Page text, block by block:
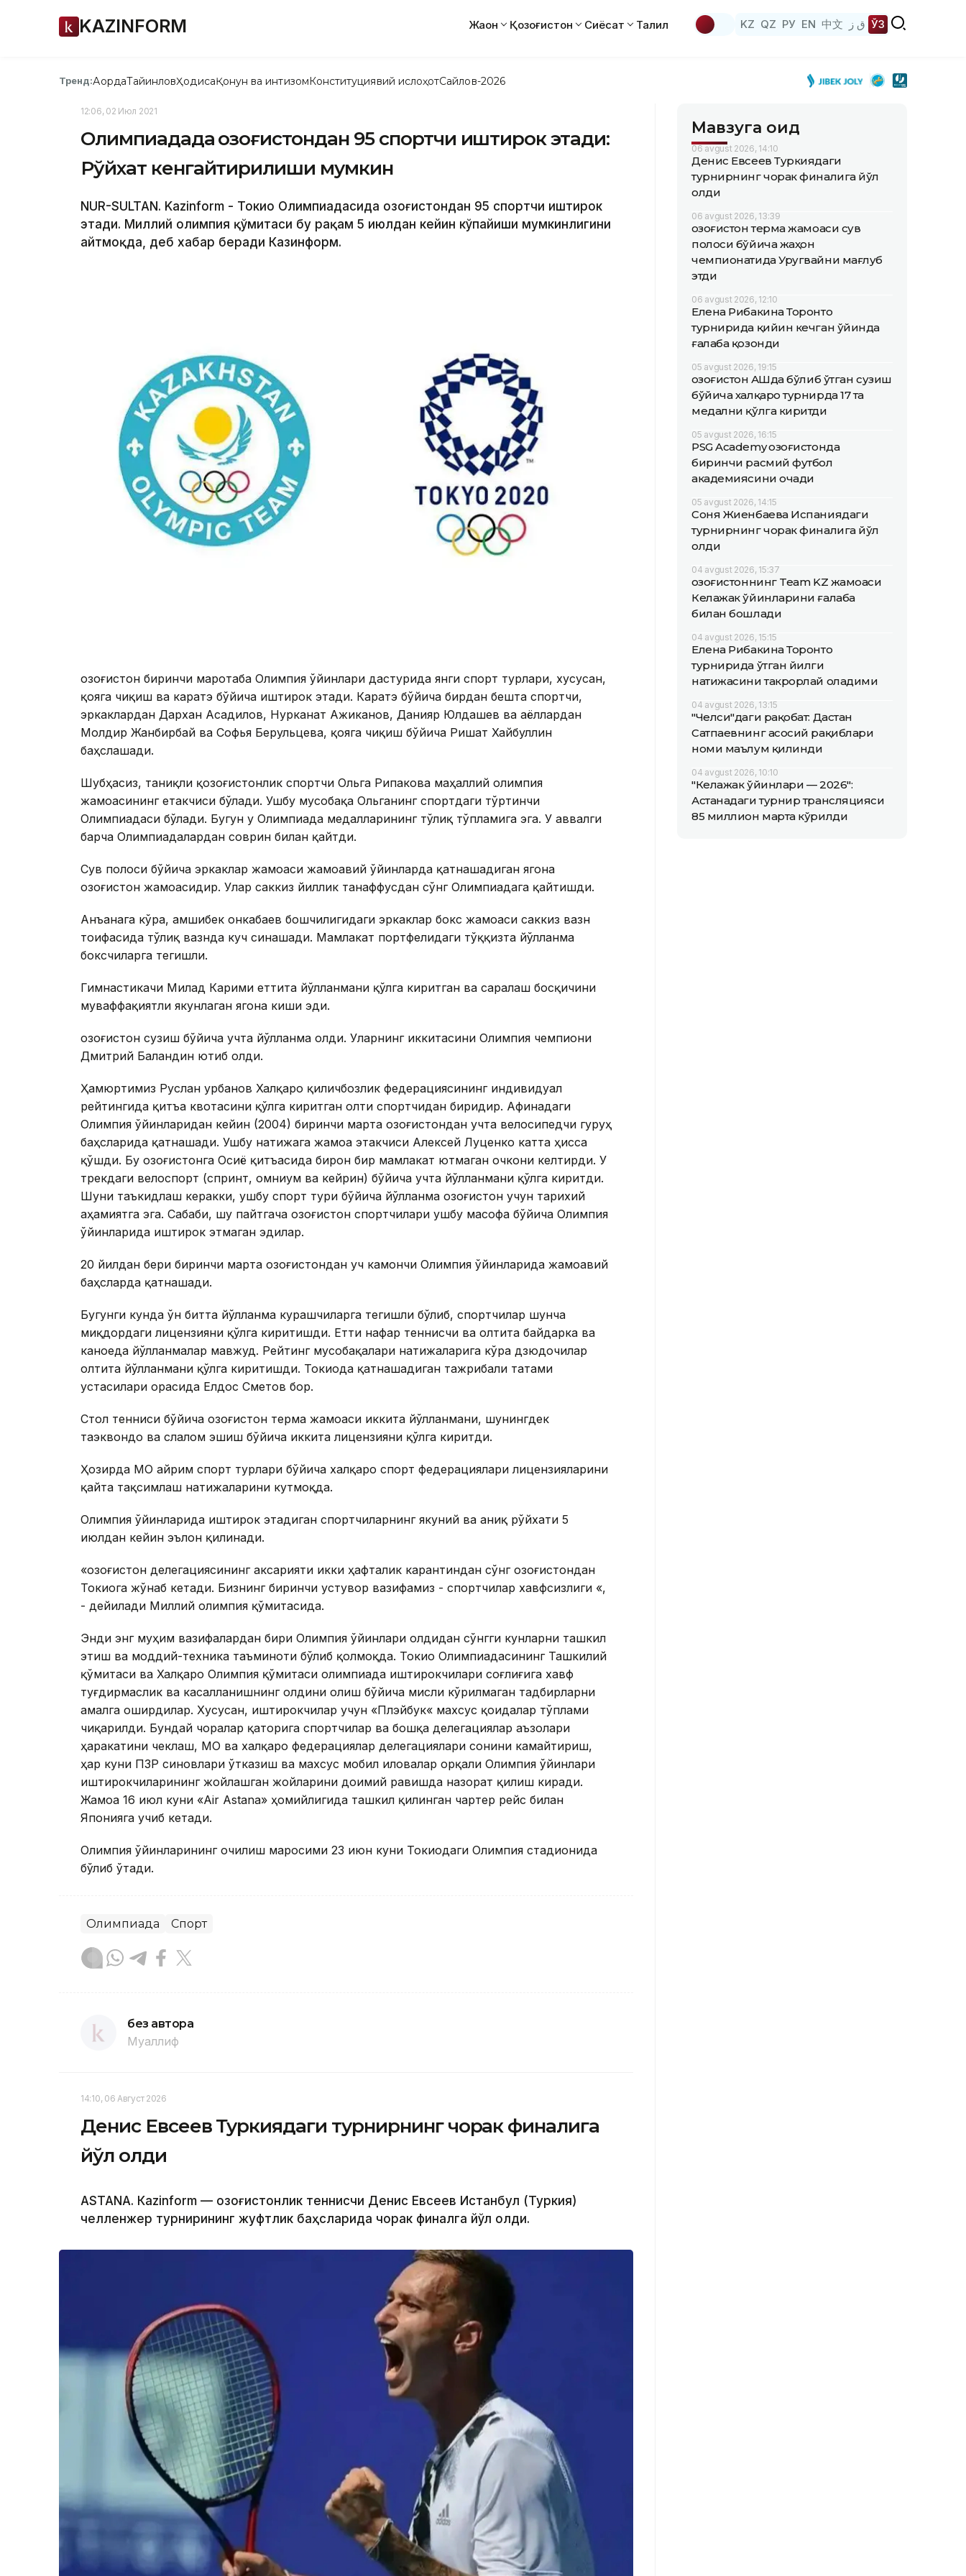
KAZINFORM Жаҳон Қозоғистон Сиёсат Таҳлил KZ QZ РУ EN 中文 ق ز ЎЗ
Тренд:АқордаТайинловҲодисаҚонун ва интизомКонституциявий ислоҳотСайлов-2026
12:06, 02 Июл 2021
Олимпиадада Қозоғистондан 95 спортчи иштирок этади:
Рўйхат кенгайтирилиши мумкин
NUR-SULTAN. Kazinform - Токио Олимпиадасида Қозоғистондан 95 спортчи иштирок
этади. Миллий олимпия қўмитаси бу рақам 5 июлдан кейин кўпайиши мумкинлигини
айтмоқда, деб хабар беради Казинформ.
Қозоғистон биринчи маротаба Олимпия ўйинлари дастурида янги спорт турлари, хусусан,
қояга чиқиш ва каратэ бўйича иштирок этади. Каратэ бўйича бирдан бешта спортчи,
эркаклардан Дархан Асадилов, Нурканат Ажиканов, Данияр Юлдашев ва аёллардан
Молдир Жанбирбай ва Софья Берульцева, қояга чиқиш бўйича Ришат Хайбуллин
баҳслашади.
Шубҳасиз, таниқли қозоғистонлик спортчи Ольга Рипакова маҳаллий олимпия
жамоасининг етакчиси бўлади. Ушбу мусобақа Ольганинг спортдаги тўртинчи
Олимпиадаси бўлади. Бугун у Олимпиада медалларининг тўлиқ тўпламига эга. У аввалги
барча Олимпиадалардан соврин билан қайтди.
Сув полоси бўйича эркаклар жамоаси жамоавий ўйинларда қатнашадиган ягона
Қозоғистон жамоасидир. Улар саккиз йиллик танаффусдан сўнг Олимпиадага қайтишди.
Анъанага кўра, Қамшибек Қонкабаев бошчилигидаги эркаклар бокс жамоаси саккиз вазн
тоифасида тўлиқ вазнда куч синашади. Мамлакат портфелидаги тўққизта йўлланма
боксчиларга тегишли.
Гимнастикачи Милад Карими еттита йўлланмани қўлга киритган ва саралаш босқичини
муваффақиятли якунлаган ягона киши эди.
Қозоғистон сузиш бўйича учта йўлланма олди. Уларнинг иккитасини Олимпия чемпиони
Дмитрий Баландин ютиб олди.
Ҳамюртимиз Руслан Қурбанов Халқаро қиличбозлик федерациясининг индивидуал
рейтингида қитъа квотасини қўлга киритган олти спортчидан биридир. Афинадаги
Олимпия ўйинларидан кейин (2004) биринчи марта Қозоғистондан учта велосипедчи гуруҳ
баҳсларида қатнашади. Ушбу натижага жамоа этакчиси Алексей Луценко катта ҳисса
қўшди. Бу Қозоғистонга Осиё қитъасида бирон бир мамлакат ютмаган очкони келтирди. У
трекдаги велоспорт (спринт, омниум ва кейрин) бўйича учта йўлланмани қўлга киритди.
Шуни таъкидлаш керакки, ушбу спорт тури бўйича йўлланма Қозоғистон учун тарихий
аҳамиятга эга. Сабаби, шу пайтгача Қозоғистон спортчилари ушбу масофа бўйича Олимпия
ўйинларида иштирок этмаган эдилар.
20 йилдан бери биринчи марта Қозоғистондан уч камончи Олимпия ўйинларида жамоавий
баҳсларда қатнашади.
Бугунги кунда ўн битта йўлланма курашчиларга тегишли бўлиб, спортчилар шунча
миқдордаги лицензияни қўлга киритишди. Етти нафар теннисчи ва олтита байдарка ва
каноеда йўлланмалар мавжуд. Рейтинг мусобақалари натижаларига кўра дзюдочилар
олтита йўлланмани қўлга киритишди. Токиода қатнашадиган тажрибали татами
устасилари орасида Елдос Сметов бор.
Стол тенниси бўйича Қозоғистон терма жамоаси иккита йўлланмани, шунингдек
таэквондо ва слалом эшиш бўйича иккита лицензияни қўлга киритди.
Ҳозирда МОҚ айрим спорт турлари бўйича халқаро спорт федерациялари лицензияларини
қайта тақсимлаш натижаларини кутмоқда.
Олимпия ўйинларида иштирок этадиган спортчиларнинг якуний ва аниқ рўйхати 5
июлдан кейин эълон қилинади.
«Қозоғистон делегациясининг аксарияти икки ҳафталик карантиндан сўнг Қозоғистондан
Токиога жўнаб кетади. Бизнинг биринчи устувор вазифамиз - спортчилар хавфсизлиги «,
- дейилади Миллий олимпия қўмитасида.
Энди энг муҳим вазифалардан бири Олимпия ўйинлари олдидан сўнгги кунларни ташкил
этиш ва моддий-техника таъминоти бўлиб қолмоқда. Токио Олимпиадасининг Ташкилий
қўмитаси ва Халқаро Олимпия қўмитаси олимпиада иштирокчилари соғлиғига хавф
туғдирмаслик ва касалланишнинг олдини олиш бўйича мисли кўрилмаган тадбирларни
амалга оширдилар. Хусусан, иштирокчилар учун «Плэйбук« махсус қоидалар тўплами
чиқарилди. Бундай чоралар қаторига спортчилар ва бошқа делегациялар аъзолари
ҳаракатини чеклаш, МОҚ ва халқаро федерациялар делегациялари сонини камайтириш,
ҳар куни ПЗР синовлари ўтказиш ва махсус мобил иловалар орқали Олимпия ўйинлари
иштирокчиларининг жойлашган жойларини доимий равишда назорат қилиш киради.
Жамоа 16 июл куни «Air Astana» ҳомийлигида ташкил қилинган чартер рейс билан
Японияга учиб кетади.
Олимпия ўйинларининг очилиш маросими 23 июн куни Токиодаги Олимпия стадионида
бўлиб ўтади.
Олимпиада Спорт
без автора
Муаллиф
14:10, 06 Август 2026
Денис Евсеев Туркиядаги турнирнинг чорак финалига
йўл олди
ASTANА. Кazinform — Қозоғистонлик теннисчи Денис Евсеев Истанбул (Туркия)
челленжер турнирининг жуфтлик баҳсларида чорак финалга йўл олди.
Мавзуга оид
06 avgust 2026, 14:10
Денис Евсеев Туркиядаги
турнирнинг чорак финалига йўл
олди
06 avgust 2026, 13:39
Қозоғистон терма жамоаси сув
полоси бўйича жаҳон
чемпионатида Уругвайни мағлуб
этди
06 avgust 2026, 12:10
Елена Рибакина Торонто
турнирида қийин кечган ўйинда
ғалаба қозонди
05 avgust 2026, 19:15
Қозоғистон АҚШда бўлиб ўтган сузиш
бўйича халқаро турнирда 17 та
медални қўлга киритди
05 avgust 2026, 16:15
PSG Academy Қозоғистонда
биринчи расмий футбол
академиясини очади
05 avgust 2026, 14:15
Соня Жиенбаева Испаниядаги
турнирнинг чорак финалига йўл
олди
04 avgust 2026, 15:37
Қозоғистоннинг Team KZ жамоаси
Келажак ўйинларини ғалаба
билан бошлади
04 avgust 2026, 15:15
Елена Рибакина Торонто
турнирида ўтган йилги
натижасини такрорлай оладими
04 avgust 2026, 13:15
"Челси"даги рақобат: Дастан
Сатпаевнинг асосий рақиблари
номи маълум қилинди
04 avgust 2026, 10:10
"Келажак ўйинлари — 2026":
Астанадаги турнир трансляцияси
85 миллион марта кўрилди